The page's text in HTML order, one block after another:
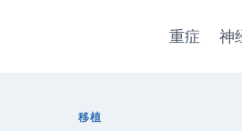
重症 神
移植